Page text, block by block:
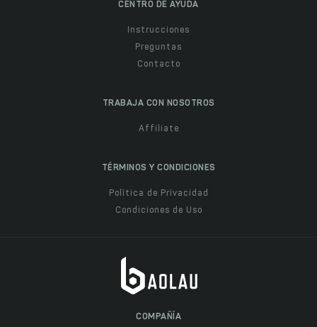
CENTRO DE AYUDA
Instrucciones
Preguntas
Contacto
TRABAJA CON NOSOTROS
Affiliate
TÉRMINOS Y CONDICIONES
Política de Privacidad
Condiciones de Uso
COMPAÑÍA